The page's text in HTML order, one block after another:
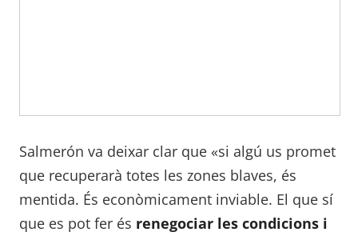
Salmerón va deixar clar que «si algú us promet
que recuperarà totes les zones blaves, és
mentida. És econòmicament inviable. El que sí
que es pot fer és renegociar les condicions i